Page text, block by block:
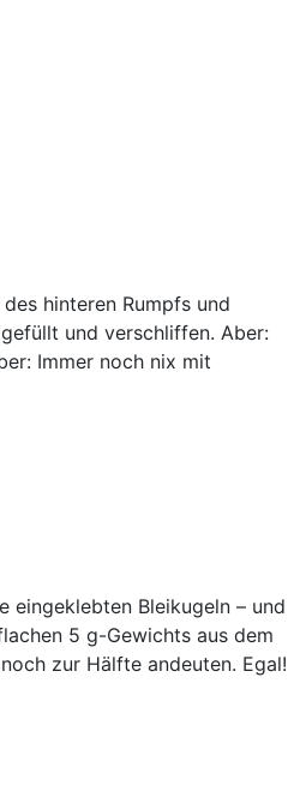
hinteren Rumpfs und
und verschliffen. Aber:
Immer noch nix mit
eingeklebten Bleikugeln – und
5 g-Gewichts aus dem
zur Hälfte andeuten. Egal!